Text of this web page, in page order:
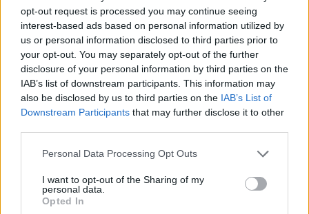
opt-out request is processed you may continue seeing
interest-based ads based on personal information utilized by
us or personal information disclosed to third parties prior to
your opt-out. You may separately opt-out of the further
disclosure of your personal information by third parties on the
IAB’s list of downstream participants. This information may
also be disclosed by us to third parties on the IAB’s List of
Downstream Participants that may further disclose it to other
Personal Data Processing Opt Outs
I want to opt-out of the Sharing of my
personal data.
Opted In
Forum: Ginekologia - forum dla rodziny i
pacjentki
POWIĄZANE
Tematy przezierność karkowa spirala
opryszczka
Reklama: